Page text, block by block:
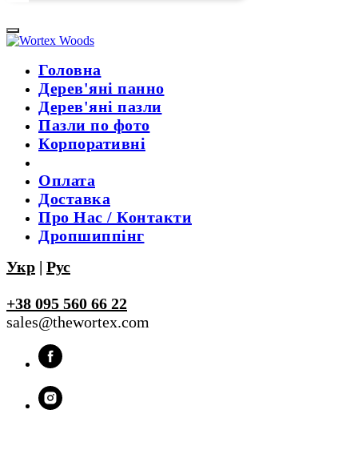
Головна
Дерев'яні панно
Дерев'яні пазли
Пазли по фото
Корпоративні
Оплата
Доставка
Про Нас / Контакти
Дропшиппінг
Укр | Рус
+38 095 560 66 22
sales@thewortex.com